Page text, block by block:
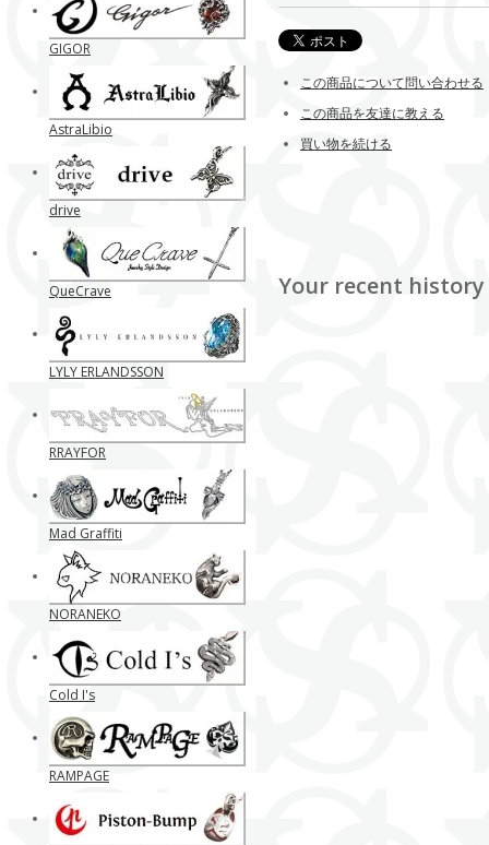
この商品について問い合わせる
この商品を友達に教える
買い物を続ける
Your recent history
GIGOR
AstraLibio
drive
QueCrave
LYLY ERLANDSSON
RRAYFOR
Mad Graffiti
NORANEKO
Cold I's
RAMPAGE